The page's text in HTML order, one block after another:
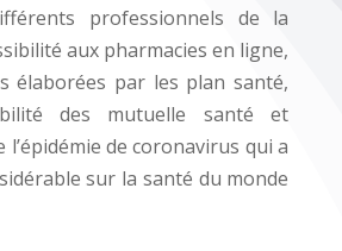
professionnels de la
aux pharmacies en ligne,
élaborées par les plan santé,
des mutuelle santé et
l’épidémie de coronavirus qui a
sur la santé du monde